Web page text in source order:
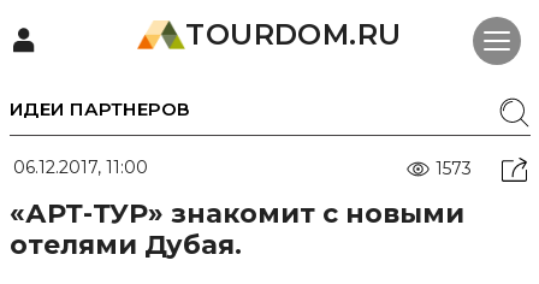
TOURDOM.RU
ИДЕИ ПАРТНЕРОВ
06.12.2017, 11:00 1573
«АРТ-ТУР» знакомит с новыми
отелями Дубая.